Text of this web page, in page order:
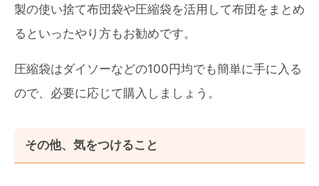
製の使い捨て布団袋や圧縮袋を活用して布団をまとめ
るといったやり方もお勧めです。
圧縮袋はダイソーなどの100円均でも簡単に手に入る
ので、必要に応じて購入しましょう。
その他、気をつけること